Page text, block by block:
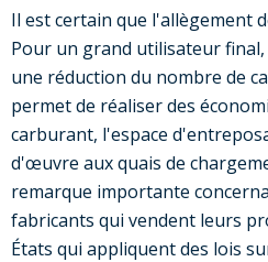
Il est certain que l'allègement
Pour un grand utilisateur
une réduction du nombre de
permet de réaliser des
carburant, l'espace
d'œuvre aux quais de
remarque importante
fabricants qui vendent leurs
États qui appliquent des lois